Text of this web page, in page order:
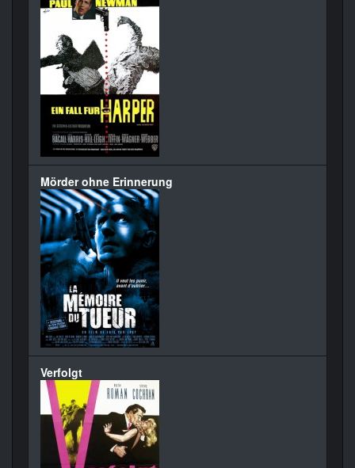
Mörder ohne Erinnerung
Verfolgt